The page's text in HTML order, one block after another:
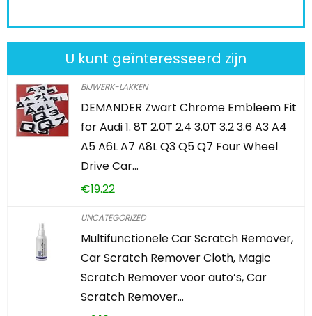
U kunt geïnteresseerd zijn
BIJWERK-LAKKEN
DEMANDER Zwart Chrome Embleem Fit
for Audi 1. 8T 2.0T 2.4 3.0T 3.2 3.6 A3 A4
A5 A6L A7 A8L Q3 Q5 Q7 Four Wheel
Drive Car…
€19.22
UNCATEGORIZED
Multifunctionele Car Scratch Remover,
Car Scratch Remover Cloth, Magic
Scratch Remover voor auto’s, Car
Scratch Remover…